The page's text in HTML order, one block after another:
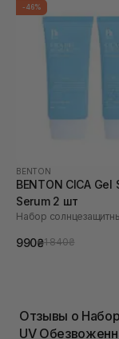
-46%
BENTON
BENTON CICA Gel
Serum 2 шт
990₴1 840₴
Отзывы о
UV